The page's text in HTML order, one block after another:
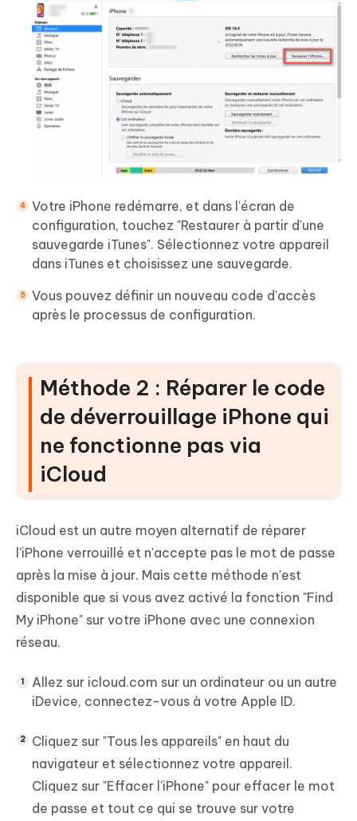
Votre iPhone redémarre, et dans l'écran de
configuration, touchez "Restaurer à partir d'une
sauvegarde iTunes". Sélectionnez votre appareil
dans iTunes et choisissez une sauvegarde.
Vous pouvez définir un nouveau code d'accès
après le processus de configuration.
Méthode 2 : Réparer le code
de déverrouillage iPhone qui
ne fonctionne pas via
iCloud
iCloud est un autre moyen alternatif de réparer
l'iPhone verrouillé et n'accepte pas le mot de passe
après la mise à jour. Mais cette méthode n'est
disponible que si vous avez activé la fonction "Find
My iPhone" sur votre iPhone avec une connexion
réseau.
Allez sur icloud.com sur un ordinateur ou un autre
iDevice, connectez-vous à votre Apple ID.
Cliquez sur "Tous les appareils" en haut du
navigateur et sélectionnez votre appareil.
Cliquez sur "Effacer l'iPhone" pour effacer le mot
de passe et tout ce qui se trouve sur votre